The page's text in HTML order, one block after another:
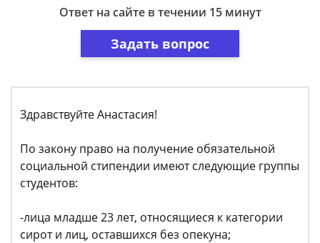
Ответ на сайте в течении 15 минут
Задать вопрос
Здравствуйте Анастасия!
По закону право на получение обязательной
социальной стипендии имеют следующие группы
студентов:
-лица младше 23 лет, относящиеся к категории
сирот и лиц, оставшихся без опекуна;